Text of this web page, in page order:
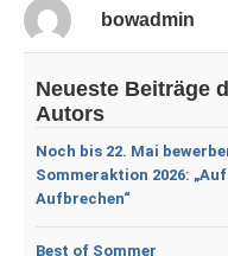
bowadmin
Neueste Beiträge
Autors
Noch bis 22. Mai
Sommeraktion 2026:
Aufbrechen“
Best of Sommer